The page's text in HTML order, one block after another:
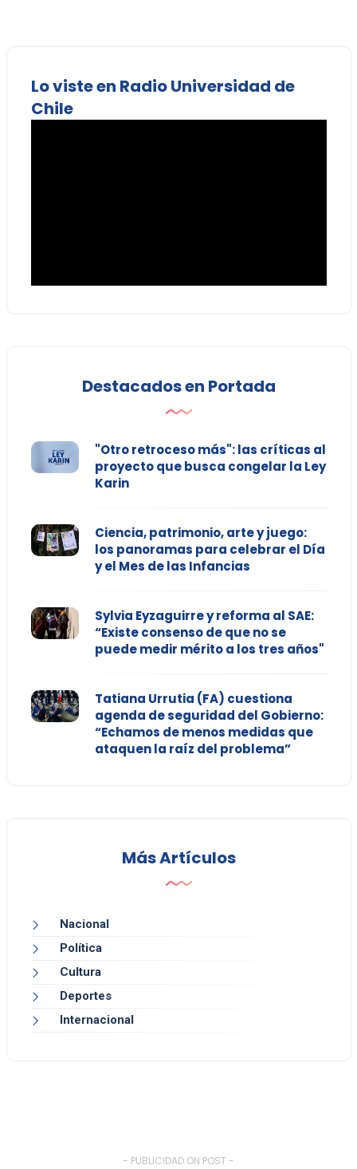
Lo viste en Radio Universidad de
Chile
Destacados en Portada
"Otro retroceso más": las críticas al
proyecto que busca congelar la Ley
Karin
Ciencia, patrimonio, arte y juego:
los panoramas para celebrar el Día
y el Mes de las Infancias
Sylvia Eyzaguirre y reforma al SAE:
“Existe consenso de que no se
puede medir mérito a los tres años"
Tatiana Urrutia (FA) cuestiona
agenda de seguridad del Gobierno:
“Echamos de menos medidas que
ataquen la raíz del problema”
Más Artículos
Nacional
Política
Cultura
Deportes
Internacional
- PUBLICIDAD ON POST -